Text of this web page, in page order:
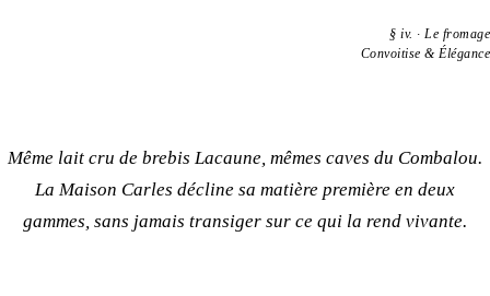
§ iv. · Le fromage
Convoitise & Élégance
Même lait cru de brebis Lacaune, mêmes caves du Combalou.
La Maison Carles décline sa matière première en deux
gammes, sans jamais transiger sur ce qui la rend vivante.